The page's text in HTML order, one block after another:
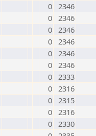
0 2346
0 2346
0 2346
0 2346
0 2346
0 2346
0 2333
0 2316
0 2315
0 2316
0 2330